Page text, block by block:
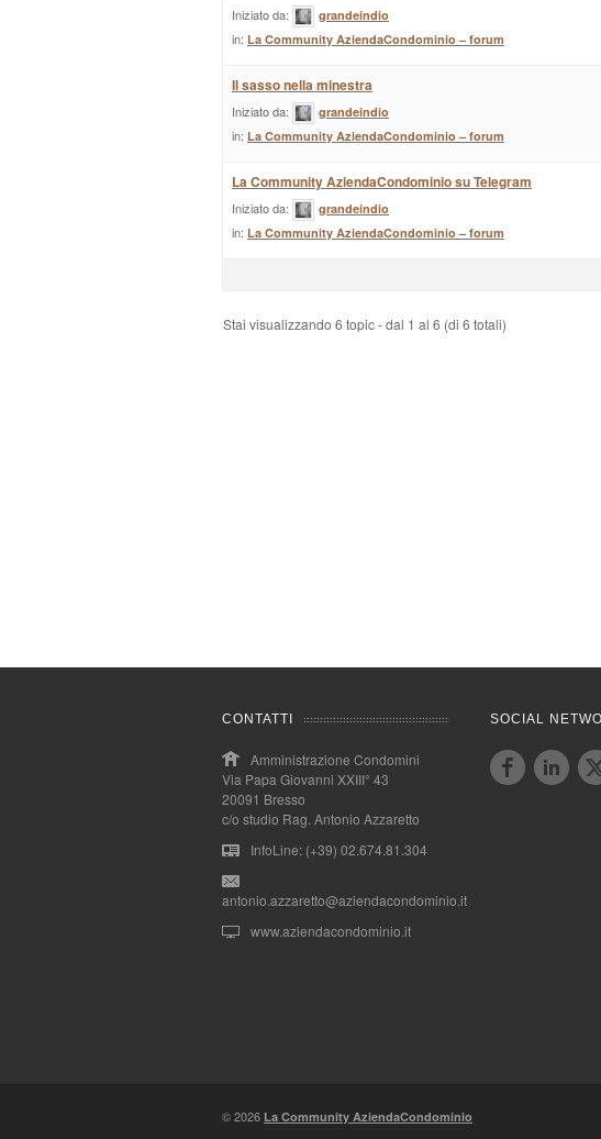
Iniziato da: grandeindio
in: La Community AziendaCondominio – forum
Il sasso nella minestra
Iniziato da: grandeindio
in: La Community AziendaCondominio – forum
La Community AziendaCondominio su Telegram
Iniziato da: grandeindio
in: La Community AziendaCondominio – forum
Stai visualizzando 6 topic - dal 1 al 6 (di 6 totali)
CONTATTI
Amministrazione Condomini
Via Papa Giovanni XXIII° 43
20091 Bresso
c/o studio Rag. Antonio Azzaretto
InfoLine: (+39) 02.674.81.304
antonio.azzaretto@aziendacondominio.it
www.aziendacondominio.it
SOCIAL
© 2026 La Community AziendaCondominio